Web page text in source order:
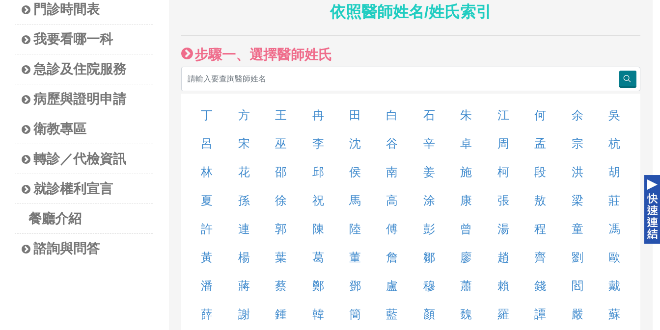
門診時間表
我要看哪一科
急診及住院服務
病歷與證明申請
衛教專區
轉診／代檢資訊
就診權利宣言
餐廳介紹
諮詢與問答
依照醫師姓名/姓氏索引
步驟一、選擇醫師姓氏
丁 方 王 冉 田 白 石 朱 江 何 余 吳
呂 宋 巫 李 沈 谷 辛 卓 周 孟 宗 杭
林 花 邵 邱 侯 南 姜 施 柯 段 洪 胡
夏 孫 徐 祝 馬 高 涂 康 張 敖 梁 莊
許 連 郭 陳 陸 傅 彭 曾 湯 程 童 馮
黃 楊 葉 葛 董 詹 鄒 廖 趙 齊 劉 歐
潘 蔣 蔡 鄭 鄧 盧 穆 蕭 賴 錢 閻 戴
薛 謝 鍾 韓 簡 藍 顏 魏 羅 譚 嚴 蘇